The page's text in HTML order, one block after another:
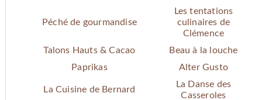
Péché de gourmandise
Les tentations
culinaires de
Clémence
Talons Hauts & Cacao
Beau à la louche
Paprikas
Alter Gusto
La Cuisine de Bernard
La Danse des
Casseroles